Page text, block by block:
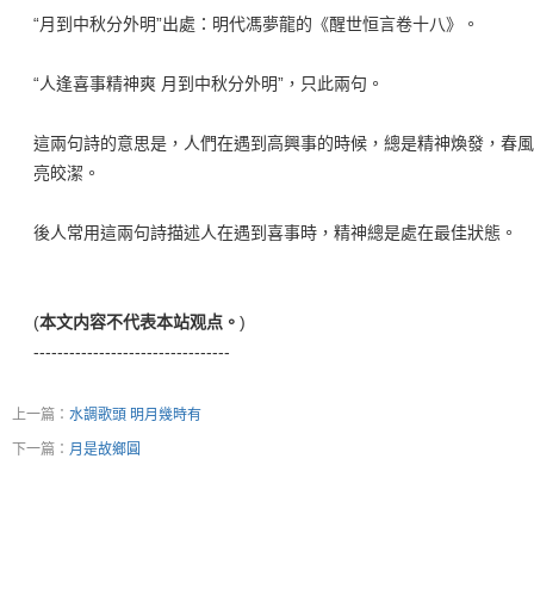
“月到中秋分外明”出處：明代馮夢龍的《醒世恒言卷十八》。
“人逢喜事精神爽 月到中秋分外明”，只此兩句。
這兩句詩的意思是，人們在遇到高興事的時候，總是精神煥發，春
亮皎潔。
後人常用這兩句詩描述人在遇到喜事時，精神總是處在最佳狀態。
(本文内容不代表本站观点。 )
---------------------------------
上一篇： 水調歌頭 明月幾時有
下一篇： 月是故鄉圓